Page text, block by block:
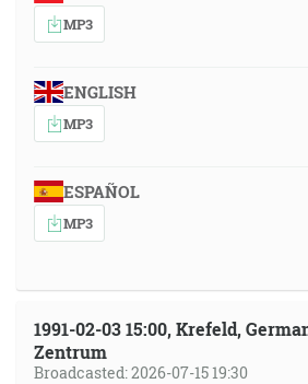
MP3
ENGLISH
MP3
ESPAÑOL
MP3
1991-02-03 15:00, Krefeld,
Zentrum
Broadcasted: 2026-07-15 19:30